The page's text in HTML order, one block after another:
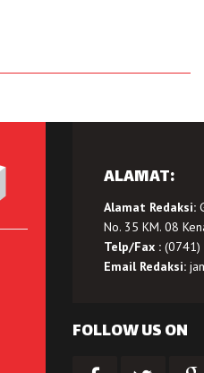
ALAMAT:
Alamat Redaksi:
No. 35 KM. 08
Telp/Fax :(0741)
Email Redaksi:
FOLLOW US ON